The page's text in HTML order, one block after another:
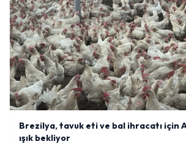
Brezilya, tavuk eti ve bal ihracatı için
ışık bekliyor